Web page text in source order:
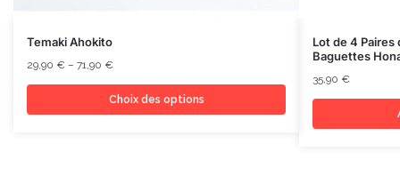
Temaki Ahokito
29,90 € – 71,90 €
Choix des options
Lot de 4
Baguettes
35,90 €